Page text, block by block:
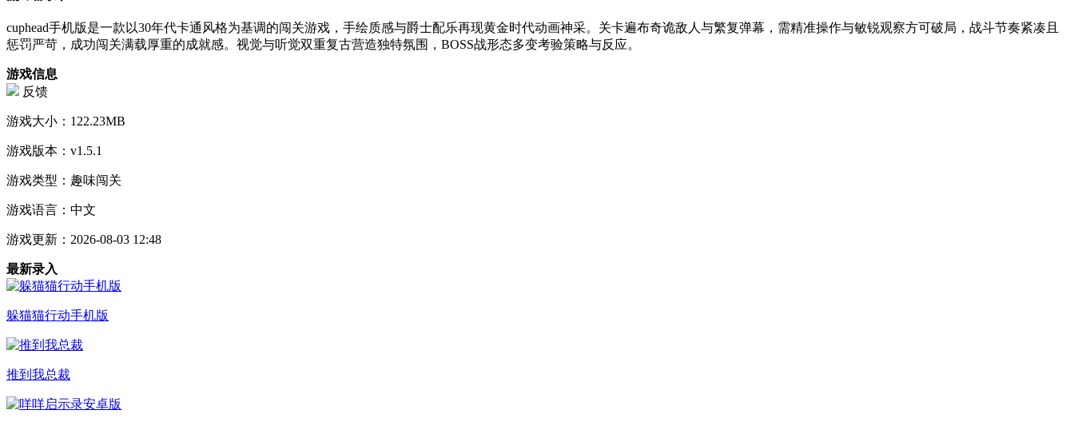
cuphead手机版是一款以30年代卡通风格为基调的闯关游戏，手绘质感与爵士配乐再现黄金时代动画神采。关卡遍布奇诡敌人与繁复弹幕，需精准操作与敏锐观察方可破局，战斗节奏紧凑且
惩罚严苛，成功闯关满载厚重的成就感。视觉与听觉双重复古营造独特氛围，BOSS战形态多变考验策略与反应。
游戏信息
反馈
游戏大小： 122.23MB
游戏版本： v1.5.1
游戏类型： 趣味闯关
游戏语言： 中文
游戏更新： 2026-08-03 12:48
最新录入
躲猫猫行动手机版
推到我总裁